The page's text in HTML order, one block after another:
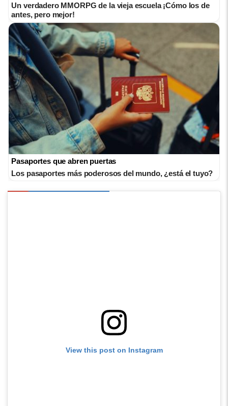
Un verdadero MMORPG de la vieja escuela ¡Cómo los de
antes, pero mejor!
Pasaportes que abren puertas
Los pasaportes más poderosos del mundo, ¿está el tuyo?
View this post on Instagram